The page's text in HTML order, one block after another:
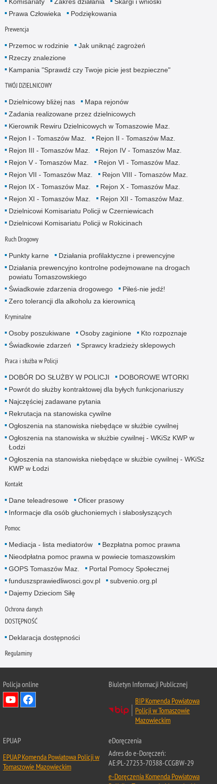
Prawa Człowieka
Podziękowania
Prewencja
Przemoc w rodzinie
Jak uniknąć zagrożeń
Rzeczy znalezione
Kampania "Sprawdź czy Twoje picie jest bezpieczne"
TWÓJ DZIELNICOWY
Dzielnicowy bliżej nas
Mapa rejonów
Zadania realizowane przez dzielnicowych
Kierownik Rewiru Dzielnicowych w Tomaszowie Maz.
Rejon I - Tomaszów Maz.
Rejon II - Tomaszów Maz.
Rejon III - Tomaszów Maz.
Rejon IV - Tomaszów Maz.
Rejon V - Tomaszów Maz.
Rejon VI - Tomaszów Maz.
Rejon VII - Tomaszów Maz.
Rejon VIII - Tomaszów Maz.
Rejon IX - Tomaszów Maz.
Rejon X - Tomaszów Maz.
Rejon XI - Tomaszów Maz.
Rejon XII - Tomaszów Maz.
Dzielnicowi Komisariatu Policji w Czerniewicach
Dzielnicowi Komisariatu Policji w Rokicinach
Ruch Drogowy
Punkty karne
Działania profilaktyczne i prewencyjne
Działania prewencyjno kontrolne podejmowane na drogach
powiatu Tomaszowskiego
Świadkowie zdarzenia drogowego
Piłeś-nie jedź!
Zero tolerancji dla alkoholu za kierownicą
Kryminalne
Osoby poszukiwane Osoby zaginione
Kto rozpoznaje
Świadkowie zdarzeń
Sprawcy kradzieży sklepowych
Praca i służba w Policji
DOBÓR DO SŁUŻBY W POLICJI
DOBOROWE WTORKI
Powrót do służby kontraktowej dla byłych funkcjonariuszy
Najczęściej zadawane pytania
Rekrutacja na stanowiska cywilne
Ogłoszenia na stanowiska niebędące w służbie cywilnej
Ogłoszenia na stanowiska w służbie cywilnej - WKiSz KWP w
Łodzi
Ogłoszenia na stanowiska niebędące w służbie cywilnej - WKiSz
KWP w Łodzi
Kontakt
Dane teleadresowe
Oficer prasowy
Informacje dla osób głuchoniemych i słabosłyszących
Pomoc
Mediacja - lista mediatorów
Bezpłatna pomoc prawna
Nieodpłatna pomoc prawna w powiecie tomaszowskim
GOPS Tomaszów Maz.
Portal Pomocy Społecznej
funduszsprawiedliwosci.gov.pl
subvenio.org.pl
Dajemy Dzieciom Siłę
Ochrona danych
DOSTĘPNOŚĆ
Deklaracja dostępności
Regulaminy
Policja online
Biuletyn Informacji Publicznej
BIP Komenda Powiatowa
Policji w Tomaszowie
Mazowieckim
EPUAP
EPUAP Komenda Powiatowa Policji w
Tomaszowie Mazowieckim
eDoręczenia
Adres do e-Doręczeń:
AE:PL-27253-70388-CCGBW-29
e-Doręczenia Komenda Powiatowa